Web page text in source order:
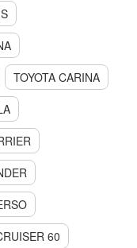
TOYOTA CARINA
60